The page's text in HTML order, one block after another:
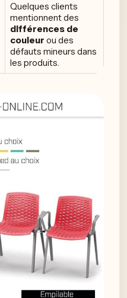
Quelques clients
mentionnent des
différences de
couleur ou des
défauts mineurs dans
les produits.